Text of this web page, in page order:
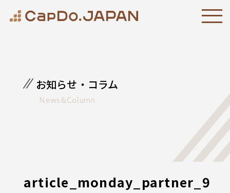
お知らせ・コラム
News&Column
article_monday_partner_9